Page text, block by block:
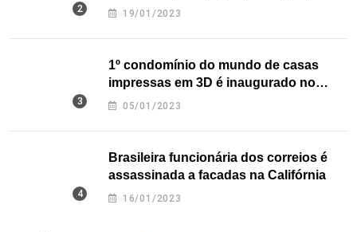
nos EUA
19/01/2023
1º condomínio do mundo de casas
impressas em 3D é inaugurado no
Texas
05/01/2023
Brasileira funcionária dos correios é
assassinada a facadas na Califórnia
16/01/2023